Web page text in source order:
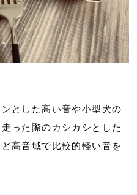
とした高い音や小型犬の
った際のカシカシとした
高音域で比較的軽い音を